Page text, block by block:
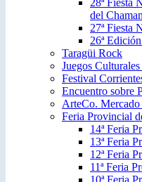
28ª Fiesta
del
27ª Fiesta
26ª
Taragüi Rock
Juegos
Festival
Encuentro sobre
ArteCo.
Feria Provincial
14ª Feria
13ª Feria
12ª Feria
11ª Feria
10ª Feria